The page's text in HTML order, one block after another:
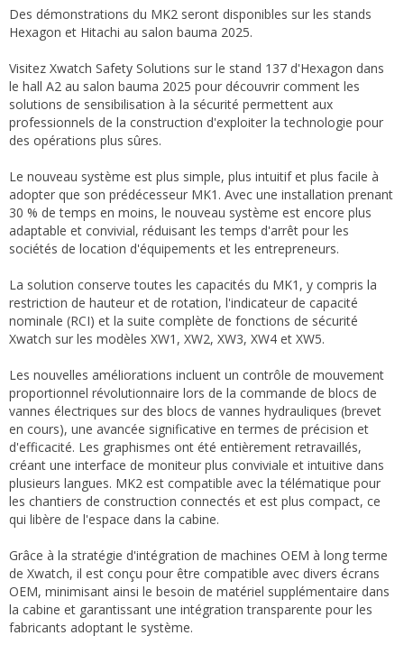
Des démonstrations du MK2 seront disponibles sur les stands
Hexagon et Hitachi au salon bauma 2025.
Visitez Xwatch Safety Solutions sur le stand 137 d'Hexagon dans
le hall A2 au salon bauma 2025 pour découvrir comment les
solutions de sensibilisation à la sécurité permettent aux
professionnels de la construction d'exploiter la technologie pour
des opérations plus sûres.
Le nouveau système est plus simple, plus intuitif et plus facile à
adopter que son prédécesseur MK1. Avec une installation prenant
30 % de temps en moins, le nouveau système est encore plus
adaptable et convivial, réduisant les temps d'arrêt pour les
sociétés de location d'équipements et les entrepreneurs.
La solution conserve toutes les capacités du MK1, y compris la
restriction de hauteur et de rotation, l'indicateur de capacité
nominale (RCI) et la suite complète de fonctions de sécurité
Xwatch sur les modèles XW1, XW2, XW3, XW4 et XW5.
Les nouvelles améliorations incluent un contrôle de mouvement
proportionnel révolutionnaire lors de la commande de blocs de
vannes électriques sur des blocs de vannes hydrauliques (brevet
en cours), une avancée significative en termes de précision et
d'efficacité. Les graphismes ont été entièrement retravaillés,
créant une interface de moniteur plus conviviale et intuitive dans
plusieurs langues. MK2 est compatible avec la télématique pour
les chantiers de construction connectés et est plus compact, ce
qui libère de l'espace dans la cabine.
Grâce à la stratégie d'intégration de machines OEM à long terme
de Xwatch, il est conçu pour être compatible avec divers écrans
OEM, minimisant ainsi le besoin de matériel supplémentaire dans
la cabine et garantissant une intégration transparente pour les
fabricants adoptant le système.